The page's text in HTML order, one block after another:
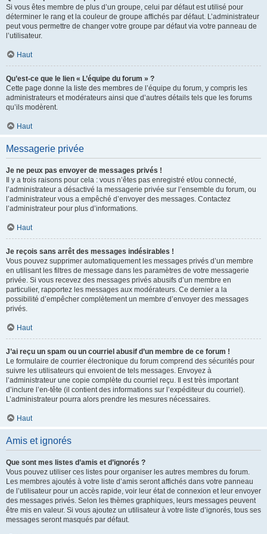
Si vous êtes membre de plus d’un groupe, celui par défaut est utilisé pour
déterminer le rang et la couleur de groupe affichés par défaut. L’administrateur
peut vous permettre de changer votre groupe par défaut via votre panneau de
l’utilisateur.
Haut
Qu’est-ce que le lien « L’équipe du forum » ?
Cette page donne la liste des membres de l’équipe du forum, y compris les
administrateurs et modérateurs ainsi que d’autres détails tels que les forums
qu’ils modèrent.
Haut
Messagerie privée
Je ne peux pas envoyer de messages privés !
Il y a trois raisons pour cela : vous n’êtes pas enregistré et/ou connecté,
l’administrateur a désactivé la messagerie privée sur l’ensemble du forum, ou
l’administrateur vous a empêché d’envoyer des messages. Contactez
l’administrateur pour plus d’informations.
Haut
Je reçois sans arrêt des messages indésirables !
Vous pouvez supprimer automatiquement les messages privés d’un membre
en utilisant les filtres de message dans les paramètres de votre messagerie
privée. Si vous recevez des messages privés abusifs d’un membre en
particulier, rapportez les messages aux modérateurs. Ce dernier a la
possibilité d’empêcher complètement un membre d’envoyer des messages
privés.
Haut
J’ai reçu un spam ou un courriel abusif d’un membre de ce forum !
Le formulaire de courrier électronique du forum comprend des sécurités pour
suivre les utilisateurs qui envoient de tels messages. Envoyez à
l’administrateur une copie complète du courriel reçu. Il est très important
d’inclure l’en-tête (il contient des informations sur l’expéditeur du courriel).
L’administrateur pourra alors prendre les mesures nécessaires.
Haut
Amis et ignorés
Que sont mes listes d’amis et d’ignorés ?
Vous pouvez utiliser ces listes pour organiser les autres membres du forum.
Les membres ajoutés à votre liste d’amis seront affichés dans votre panneau
de l’utilisateur pour un accès rapide, voir leur état de connexion et leur envoyer
des messages privés. Selon les thèmes graphiques, leurs messages peuvent
être mis en valeur. Si vous ajoutez un utilisateur à votre liste d’ignorés, tous ses
messages seront masqués par défaut.